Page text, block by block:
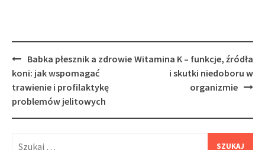
Post
navigation
Babka płesznik a zdrowie
koni: jak wspomagać
trawienie i profilaktykę
problemów jelitowych
Witamina K – funkcje, źródła
i skutki niedoboru w
organizmie